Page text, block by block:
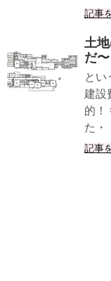
記事
土
だ
とい
建設
的！
た・
記事